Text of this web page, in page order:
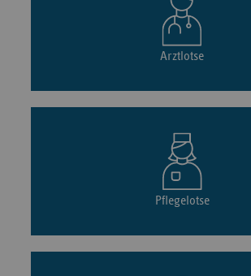
Arztlotse
Pflegelotse